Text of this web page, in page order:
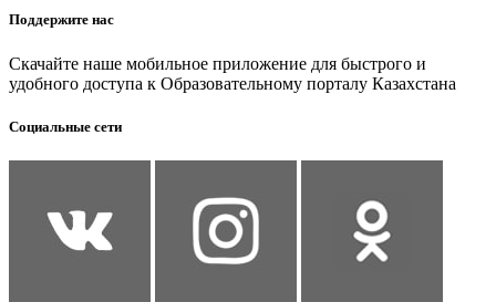
Поддержите нас
Скачайте наше мобильное приложение для быстрого и
удобного доступа к Образовательному порталу Казахстана
Социальные сети